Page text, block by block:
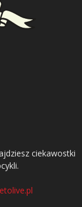
ciekawostki